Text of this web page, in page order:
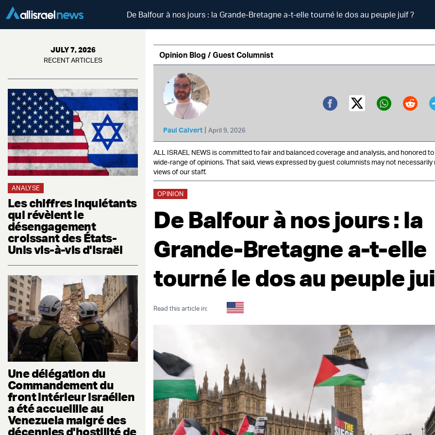
De Balfour à nos jours : la Grande-Bretagne a-t-elle tourné le dos au peuple juif ?
JULY 7, 2026
RECENT ARTICLES
ANALYSE
Les chiffres inquiétants
qui révèlent le
désengagement
croissant des États-
Unis vis-à-vis d'Israël
Une délégation du
Commandement du
front intérieur israélien
a été accueillie au
Venezuela malgré des
décennies d'hostilité de
Opinion Blog / Guest Columnist
Paul Calvert | April 9, 2026
Facebook
Twitter (X)
ALL ISRAEL NEWS is committed to fair and balanced coverage and analysis, and honored
wide-range of opinions. That said, views expressed by guest columnists may not
views of our staff.
OPINION
De Balfour à nos jours : la
Grande-Bretagne a-t-elle
tourné le dos au peuple
Read this article in: